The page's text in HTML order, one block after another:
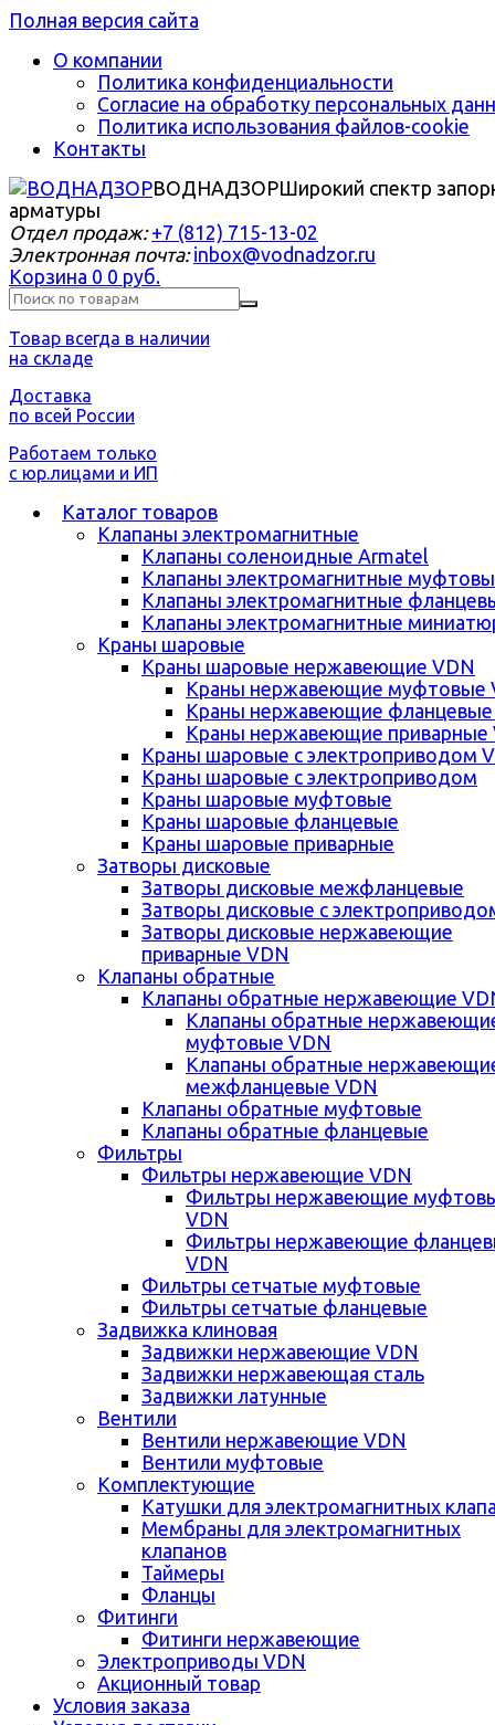
Полная версия сайта
О компании
Политика конфиденциальности
Согласие на обработку персональных
Политика использования файлов-cookie
Контакты
ВОДНАДЗОРШирокий спектр
арматуры
Отдел продаж: +7 (812) 715-13-02
Электронная почта: inbox@vodnadzor.ru
Корзина 0 0 руб.
Товар всегда в наличии
на складе
Доставка
по всей России
Работаем только
с юр.лицами и ИП
Каталог товаров
Клапаны электромагнитные
Клапаны соленоидные Armatel
Клапаны электромагнитные
Клапаны электромагнитные
Клапаны электромагнитные
Краны шаровые
Краны шаровые нержавеющие VDN
Краны нержавеющие муфтовые
Краны нержавеющие фланцевые
Краны нержавеющие приварные
Краны шаровые с электроприводом
Краны шаровые с электроприводом
Краны шаровые муфтовые
Краны шаровые фланцевые
Краны шаровые приварные
Затворы дисковые
Затворы дисковые межфланцевые
Затворы дисковые с
Затворы дисковые нержавеющие
приварные VDN
Клапаны обратные
Клапаны обратные нержавеющие
Клапаны обратные
муфтовые VDN
Клапаны обратные
межфланцевые VDN
Клапаны обратные муфтовые
Клапаны обратные фланцевые
Фильтры
Фильтры нержавеющие VDN
Фильтры нержавеющие
VDN
Фильтры нержавеющие
VDN
Фильтры сетчатые муфтовые
Фильтры сетчатые фланцевые
Задвижка клиновая
Задвижки нержавеющие VDN
Задвижки нержавеющая сталь
Задвижки латунные
Вентили
Вентили нержавеющие VDN
Вентили муфтовые
Комплектующие
Катушки для электромагнитных
Мембраны для электромагнитных
клапанов
Таймеры
Фланцы
Фитинги
Фитинги нержавеющие
Электроприводы VDN
Акционный товар
Условия заказа